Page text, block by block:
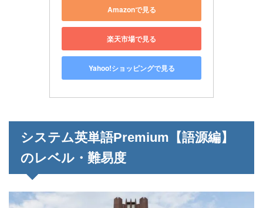
Amazonで見る
楽天市場で見る
Yahoo!ショッピングで見る
システム英単語Premium【語源編】
のレベル・難易度